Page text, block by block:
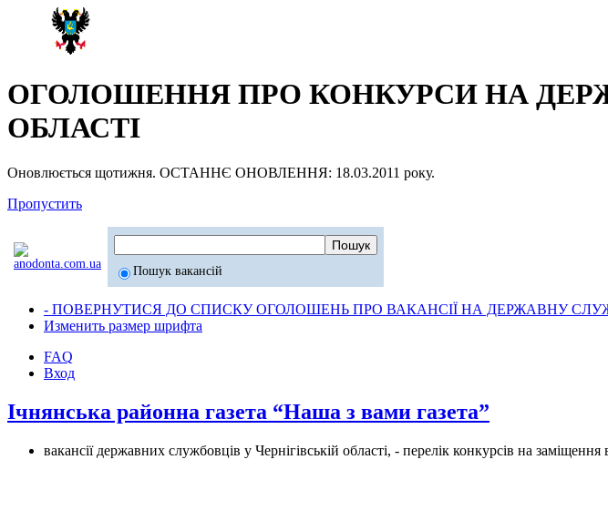
ОГОЛОШЕННЯ ПРО КОНКУРСИ НА
ОБЛАСТІ
Оновлюється щотижня. ОСТАННЄ ОНОВЛЕННЯ: 18.03.2011 року.
Пропустить
Пошук вакансій
- ПОВЕРНУТИСЯ ДО СПИСКУ ОГОЛОШЕНЬ ПРО ВАКАНСІЇ НА ДЕРЖАВНУ
Изменить размер шрифта
FAQ
Вход
Ічнянська районна газета “Наша з вами газета”
вакансії державних службовців у Чернігівській області, - перелік конкурсів на